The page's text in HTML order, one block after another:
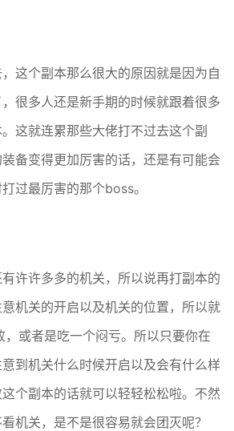
这个副本那么很大的原因就是因为自
很多人还是新手期的时候就跟着很多
这就连累那些大佬打不过去这个副
备变得更加厉害的话，还是有可能会
过最厉害的那个boss。
许许多多的机关，所以说再打副本的
机关的开启以及机关的位置，所以就
或者是吃一个闷亏。所以只要你在
到机关什么时候开启以及会有什么样
个副本的话就可以轻轻松松啦。不然
机关，是不是很容易就会团灭呢？